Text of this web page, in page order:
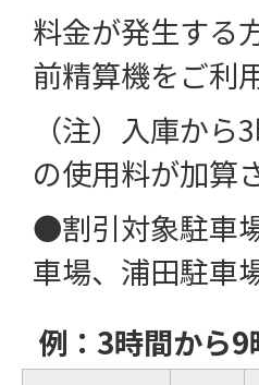
料金が発生する
前精算機をご利
（注）入庫か
の使用料が加算
●割引対象駐車
車場、浦田駐車
例：3時間から